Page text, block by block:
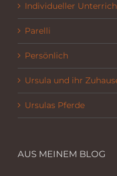
Individueller
Parelli
Persönlich
Ursula und ihr
Ursulas Pferde
AUS MEINEM BLOG